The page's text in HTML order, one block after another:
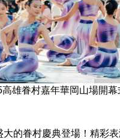
高雄眷村嘉年華岡山場開幕
大的眷村慶典登場！精彩